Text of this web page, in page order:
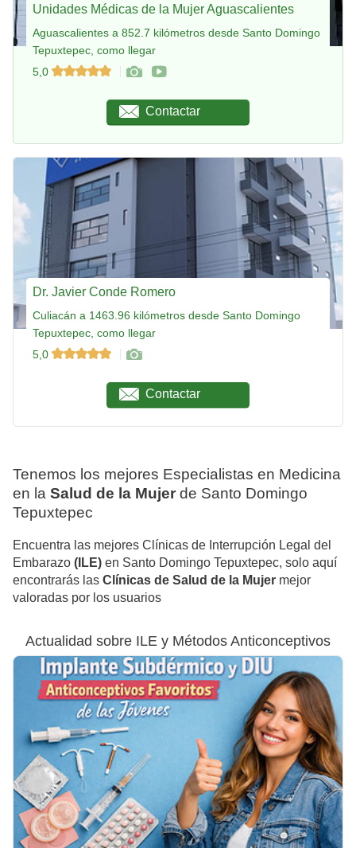
Unidades Médicas de la Mujer Aguascalientes
Aguascalientes a 852.7 kilómetros desde Santo Domingo
Tepuxtepec, como llegar
5,0
Contactar
Dr. Javier Conde Romero
Culiacán a 1463.96 kilómetros desde Santo Domingo
Tepuxtepec, como llegar
5,0
Contactar
Tenemos los mejores Especialistas en Medicina
en la Salud de la Mujer de Santo Domingo
Tepuxtepec
Encuentra las mejores Clínicas de Interrupción Legal del
Embarazo (ILE) en Santo Domingo Tepuxtepec, solo aquí
encontrarás las Clínicas de Salud de la Mujer mejor
valoradas por los usuarios
Actualidad sobre ILE y Métodos Anticonceptivos